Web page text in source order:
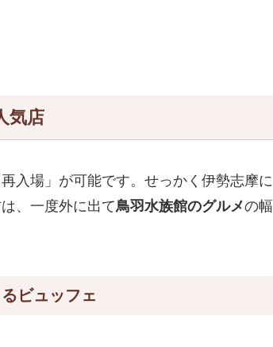
気店
入場」が可能です。せっかく伊勢志摩に
、一度外に出て鳥羽水族館のグルメの幅
ビュッフェ